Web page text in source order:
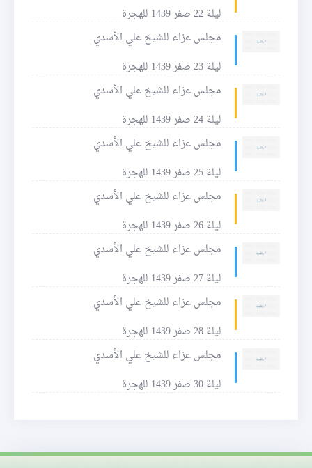
ليلة 22 صفر 1439 للهجرة
مجلس عزاء للشيخ علي الأسدي
ليلة 23 صفر 1439 للهجرة
مجلس عزاء للشيخ علي الأسدي
ليلة 24 صفر 1439 للهجرة
مجلس عزاء للشيخ علي الأسدي
ليلة 25 صفر 1439 للهجرة
مجلس عزاء للشيخ علي الأسدي
ليلة 26 صفر 1439 للهجرة
مجلس عزاء للشيخ علي الأسدي
ليلة 27 صفر 1439 للهجرة
مجلس عزاء للشيخ علي الأسدي
ليلة 28 صفر 1439 للهجرة
مجلس عزاء للشيخ علي الأسدي
ليلة 30 صفر 1439 للهجرة